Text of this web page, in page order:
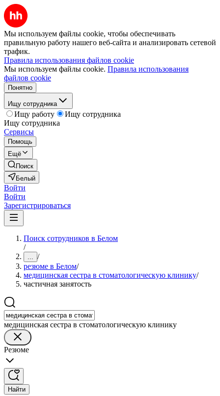
Мы используем файлы cookie, чтобы обеспечивать
правильную работу нашего веб-сайта и анализировать сетевой
трафик.
Правила использования файлов cookie
Мы используем файлы cookie. Правила использования
файлов cookie
Понятно
Ищу сотрудника
Ищу работу
Ищу сотрудника
Ищу сотрудника
Сервисы
Помощь
Ещё
Поиск
Белый
Войти
Войти
Зарегистрироваться
Поиск сотрудников в Белом
/
... /
резюме в Белом/
медицинская сестра в стоматологическую клинику/
частичная занятость
медицинская сестра в стоматологическую клинику
Резюме
Найти